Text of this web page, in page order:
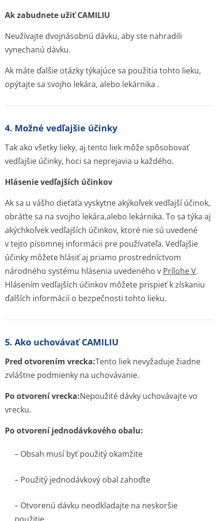
Ak zabudnete užiť CAMILIU
Neužívajte dvojnásobnú dávku, aby ste nahradili
vynechanú dávku.
Ak máte ďalšie otázky týkajúce sa použitia tohto lieku,
opýtajte sa svojho lekára, alebo lekárnika .
4. Možné vedľajšie účinky
Tak ako všetky lieky, aj tento liek môže spôsobovať
vedľajšie účinky, hoci sa neprejavia u každého.
Hlásenie vedľajších účinkov
Ak sa u vášho dieťaťa vyskytne akýkoľvek vedľajší účinok,
obráťte sa na svojho lekára,alebo lekárnika. To sa týka aj
akýchkoľvek vedľajších účinkov, ktoré nie sú uvedené
v tejto písomnej informácii pre používateľa. Vedľajšie
účinky môžete hlásiť aj priamo prostredníctvom
národného systému hlásenia uvedeného v Prílohe V.
Hlásením vedľajších účinkov môžete prispieť k získaniu
ďalších informácií o bezpečnosti tohto lieku.
5. Ako uchovávať CAMILIU
Pred otvorením vrecka:Tento liek nevyžaduje žiadne
zvláštne podmienky na uchovávanie.
Po otvorení vrecka:Nepoužité dávky uchovávajte vo
vrecku.
Po otvorení jednodávkového obalu:
– Obsah musí byť použitý okamžite
– Použitý jednodávkový obal zahoďte
– Otvorenú dávku neodkladajte na neskoršie